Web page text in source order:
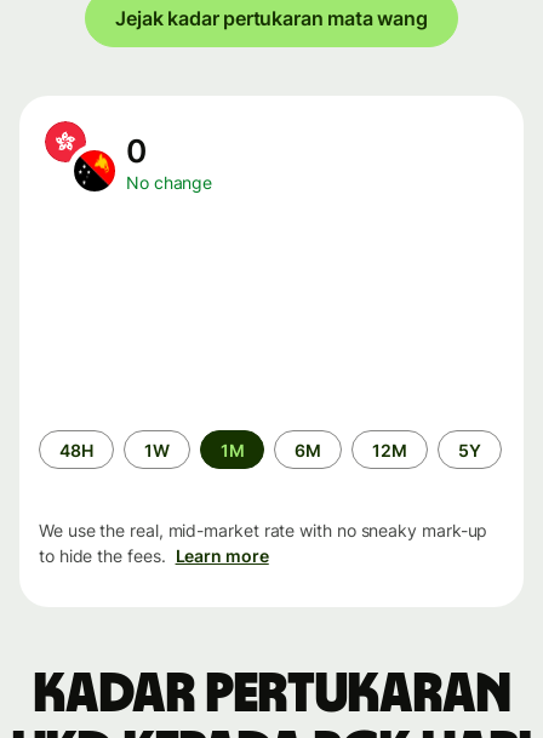
Jejak kadar pertukaran mata wang
0
No change
Time
period
48H 1W 1M 6M 12M 5Y
We use the real, mid-market rate with no sneaky mark-up
to hide the fees. Learn more
Kadar pertukaran